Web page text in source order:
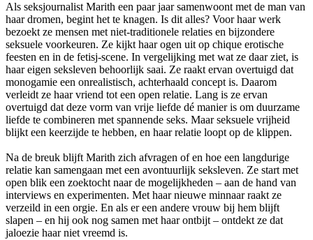
Als seksjournalist Marith een paar jaar samenwoont met de man van
haar dromen, begint het te knagen. Is dit alles? Voor haar werk
bezoekt ze mensen met niet-traditionele relaties en bijzondere
seksuele voorkeuren. Ze kijkt haar ogen uit op chique erotische
feesten en in de fetisj-scene. In vergelijking met wat ze daar ziet, is
haar eigen seksleven behoorlijk saai. Ze raakt ervan overtuigd dat
monogamie een onrealistisch, achterhaald concept is. Daarom
verleidt ze haar vriend tot een open relatie. Lang is ze ervan
overtuigd dat deze vorm van vrije liefde dé manier is om duurzame
liefde te combineren met spannende seks. Maar seksuele vrijheid
blijkt een keerzijde te hebben, en haar relatie loopt op de klippen.
Na de breuk blijft Marith zich afvragen of en hoe een langdurige
relatie kan samengaan met een avontuurlijk seksleven. Ze start met
open blik een zoektocht naar de mogelijkheden – aan de hand van
interviews en experimenten. Met haar nieuwe minnaar raakt ze
verzeild in een orgie. En als er een andere vrouw bij hem blijft
slapen – en hij ook nog samen met haar ontbijt – ontdekt ze dat
jaloezie haar niet vreemd is.